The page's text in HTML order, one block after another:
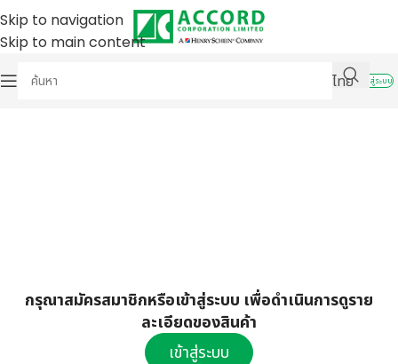
Skip to navigation
Skip to main content
ไทย
เข้าสู่ระบบ
กรุณาสมัครสมาชิกหรือเข้าสู่ระบบ เพื่อดำเนินการดูราย
ละเอียดของสินค้า
เข้าสู่ระบบ